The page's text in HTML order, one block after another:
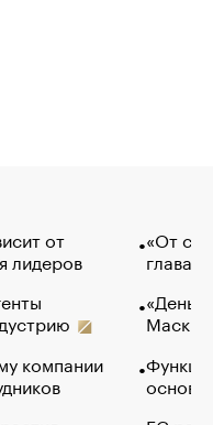
от
лидеров
компании
«От
глава
Маск в
основ